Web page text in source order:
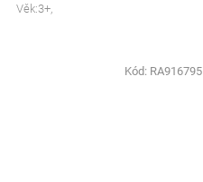
Věk:3+,
Kód: RA916795